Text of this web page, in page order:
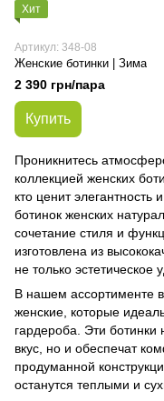
Хит
Артикул: 348-08
Женские ботинки | Зима
2 390 грн/пара
Купить
Проникнитесь
коллекцией женских
кто ценит элегантность
ботинок женских
сочетание стиля и
изготовлена из
не только эстетическое
В нашем ассортименте
женские, которые
гардероба. Эти ботинки
вкус, но и обеспечат
продуманной
останутся теплыми и